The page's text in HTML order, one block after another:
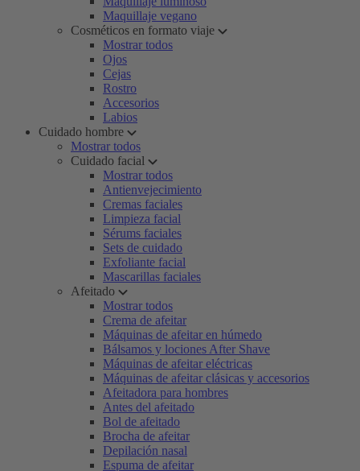
Maquillaje vegano
Cosméticos en formato viaje
Mostrar todos
Ojos
Cejas
Rostro
Accesorios
Labios
Cuidado hombre
Mostrar todos
Cuidado facial
Mostrar todos
Antienvejecimiento
Cremas faciales
Limpieza facial
Sérums faciales
Sets de cuidado
Exfoliante facial
Mascarillas faciales
Afeitado
Mostrar todos
Crema de afeitar
Máquinas de afeitar en húmedo
Bálsamos y lociones After Shave
Máquinas de afeitar eléctricas
Máquinas de afeitar clásicas y accesorios
Afeitadora para hombres
Antes del afeitado
Bol de afeitado
Brocha de afeitar
Depilación nasal
Espuma de afeitar